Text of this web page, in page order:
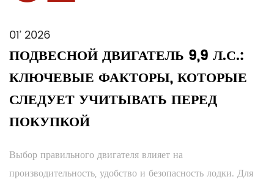
01’ 2026
ПОДВЕСНОЙ ДВИГАТЕЛЬ 9,9 Л.С.:
КЛЮЧЕВЫЕ ФАКТОРЫ, КОТОРЫЕ
СЛЕДУЕТ УЧИТЫВАТЬ ПЕРЕД
ПОКУПКОЙ
Выбор правильного двигателя влияет на
производительность, удобство и безопасность лодки. Для